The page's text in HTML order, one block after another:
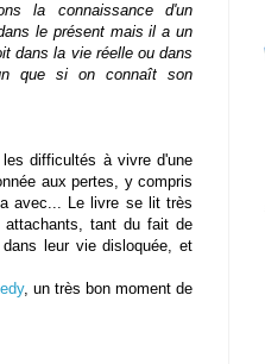
la connaissance d'un
le présent mais il a un
dans la vie réelle ou dans
que si on connaît son
difficultés à vivre d'une
aux pertes, y compris
avec... Le livre se lit très
tant du fait de
leur vie disloquée, et
, un très bon moment de